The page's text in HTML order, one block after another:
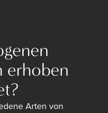
erhoben
Arten von